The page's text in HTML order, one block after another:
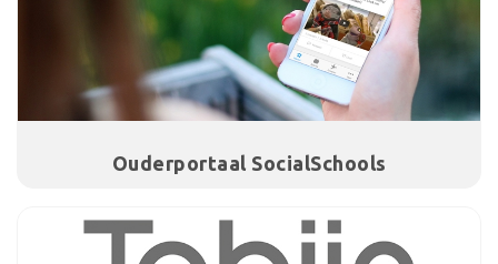
Ouderportaal SocialSchools